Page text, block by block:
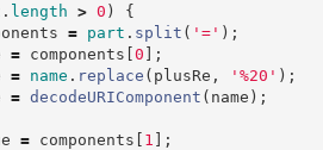
. length > 0 )
{
= part . split ( '= ' ) ;
= components [0 ] ;
= name . replace ( plusRe , '%20 ' ) ;
= decodeURIComponent ( name ) ;
= components [ 1 ] ;